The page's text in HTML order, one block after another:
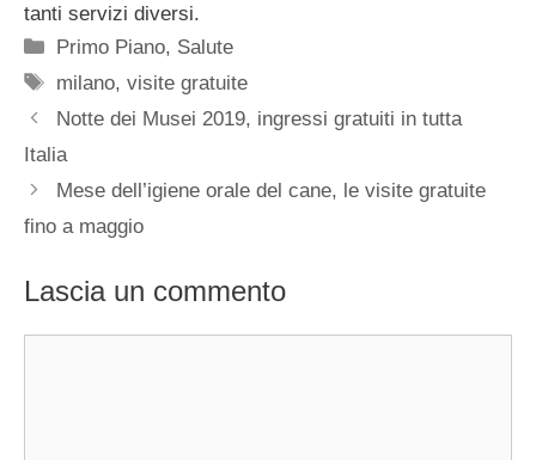
tanti servizi diversi.
Categorie
Primo Piano, Salute
Tag
milano,visite gratuite
Notte dei Musei 2019, ingressi gratuiti in tutta
Italia
Mese dell’igiene orale del cane, le visite gratuite
fino a maggio
Lascia un commento